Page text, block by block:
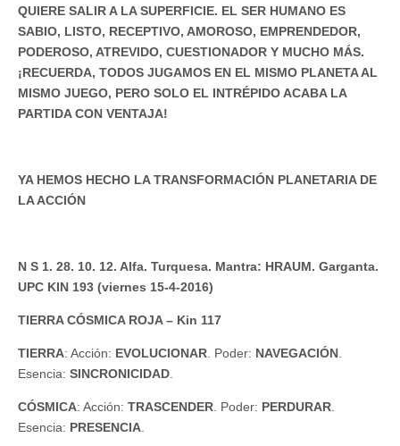
QUIERE SALIR A LA SUPERFICIE. EL SER HUMANO ES
SABIO, LISTO, RECEPTIVO, AMOROSO, EMPRENDEDOR,
PODEROSO, ATREVIDO, CUESTIONADOR Y MUCHO MÁS.
¡RECUERDA, TODOS JUGAMOS EN EL MISMO PLANETA AL
MISMO JUEGO, PERO SOLO EL INTRÉPIDO ACABA LA
PARTIDA CON VENTAJA!
YA HEMOS HECHO LA TRANSFORMACIÓN PLANETARIA DE
LA ACCIÓN
N S 1. 28. 10. 12. Alfa. Turquesa. Mantra: HRAUM. Garganta.
UPC KIN 193 (viernes 15-4-2016)
TIERRA CÓSMICA ROJA – Kin 117
TIERRA: Acción: EVOLUCIONAR. Poder: NAVEGACIÓN.
Esencia: SINCRONICIDAD.
CÓSMICA: Acción: TRASCENDER. Poder: PERDURAR.
Esencia: PRESENCIA.